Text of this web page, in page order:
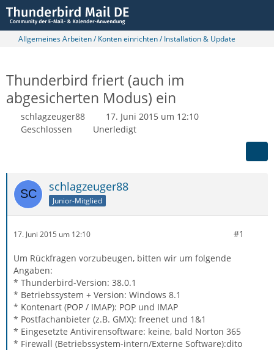
Allgemeines Arbeiten / Konten einrichten / Installation & Update
Thunderbird friert (auch im
abgesicherten Modus) ein
schlagzeuger88
17. Juni 2015 um 12:10
Geschlossen
Unerledigt
schlagzeuger88
Junior-Mitglied
17. Juni 2015 um 12:10 #1
Um Rückfragen vorzubeugen, bitten wir um folgende
Angaben:
* Thunderbird-Version: 38.0.1
* Betriebssystem + Version: Windows 8.1
* Kontenart (POP / IMAP): POP und IMAP
* Postfachanbieter (z.B. GMX): freenet und 1&1
* Eingesetzte Antivirensoftware: keine, bald Norton 365
* Firewall (Betriebssystem-intern/Externe Software):dito